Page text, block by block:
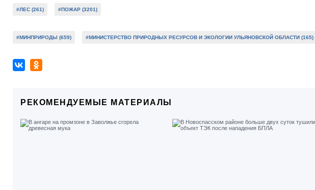
#ЛЕС (261) #ПОЖАР (3201)
#МИНПРИРОДЫ (659) #МИНИСТЕРСТВО ПРИРОДНЫХ РЕСУРСОВ И ЭКОЛОГИИ УЛЬЯНОВСКОЙ ОБЛАСТИ (165)
РЕКОМЕНДУЕМЫЕ МАТЕРИАЛЫ